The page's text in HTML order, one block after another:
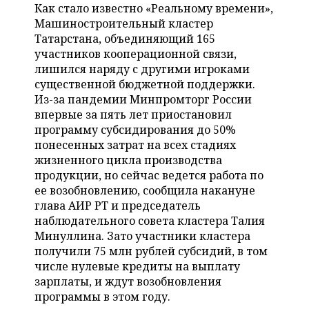
ОТКРЫТАЯ ЛЕКЦИЯ
БАСКЕТБОЛ
ВОЛЕЙБОЛ
КИБЕРСПОРТ
ФИГУРНОЕ КАТАНИЕ
ВОДНЫЕ ВИДЫ СПОРТА
ХОККЕЙ С МЯЧОМ
ИНФРАСТРУКТУРА
ИСТОРИЯ
КУЛЬТУРА
МЕДИЦИНА
ОБРАЗОВАНИЕ
СПРАВОЧНИК
СПИСОК ПЕРСОН
СПИСОК КОМПАНИЙ
ПОЛНАЯ ВЕРСИЯ
Как стало известно «Реальному времени»,
Машиностроительный кластер
Татарстана, объединяющий 165
участников кооперационной связи,
лишился наряду с другими игроками
существенной бюджетной поддержки.
Из-за пандемии Минпромторг России
впервые за пять лет приостановил
программу субсидирования до 50%
понесенных затрат на всех стадиях
жизненного цикла производства
продукции, но сейчас ведется работа по
ее возобновлению, сообщила накануне
глава АИР РТ и председатель
наблюдательного совета кластера Талия
Минуллина. Зато участники кластера
получили 75 млн рублей субсидий, в том
числе нулевые кредиты на выплату
зарплаты, и ждут возобновления
программы в этом году.